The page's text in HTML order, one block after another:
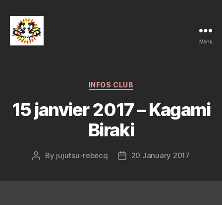
Jutsu
Club
Menu
Categories
INFOS CLUB
15 janvier 2017 – Kagami
Biraki
Post
By jujutsu-rebecq
Post20 January 2017